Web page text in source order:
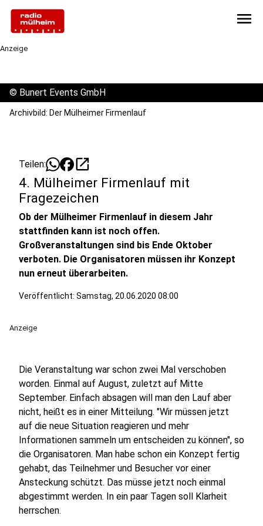
menu
Anzeige
© Bunert Events GmbH
Archivbild: Der Mülheimer Firmenlauf
Teilen: open_in_new
4. Mülheimer Firmenlauf mit
Fragezeichen
Ob der Mülheimer Firmenlauf in diesem Jahr
stattfinden kann ist noch offen.
Großveranstaltungen sind bis Ende Oktober
verboten. Die Organisatoren müssen ihr Konzept
nun erneut überarbeiten.
Veröffentlicht: Samstag, 20.06.2020 08:00
Anzeige
Die Veranstaltung war schon zwei Mal verschoben
worden. Einmal auf August, zuletzt auf Mitte
September. Einfach absagen will man den Lauf aber
nicht, heißt es in einer Mitteilung. "Wir müssen jetzt
auf die neue Situation reagieren und mehr
Informationen sammeln um entscheiden zu können", so
die Organisatoren. Man habe schon ein Konzept fertig
gehabt, das Teilnehmer und Besucher vor einer
Ansteckung schützt. Das müsse jetzt noch einmal
abgestimmt werden. In ein paar Tagen soll Klarheit
herrschen.